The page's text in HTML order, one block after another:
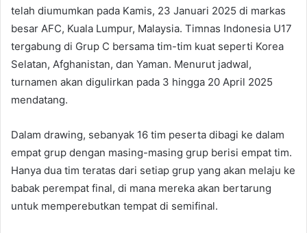
telah diumumkan pada Kamis, 23 Januari 2025 di markas
besar AFC, Kuala Lumpur, Malaysia. Timnas Indonesia U17
tergabung di Grup C bersama tim-tim kuat seperti Korea
Selatan, Afghanistan, dan Yaman. Menurut jadwal,
turnamen akan digulirkan pada 3 hingga 20 April 2025
mendatang.
Dalam drawing, sebanyak 16 tim peserta dibagi ke dalam
empat grup dengan masing-masing grup berisi empat tim.
Hanya dua tim teratas dari setiap grup yang akan melaju ke
babak perempat final, di mana mereka akan bertarung
untuk memperebutkan tempat di semifinal.